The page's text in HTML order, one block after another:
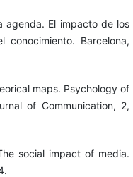
agenda. El impacto de los
Barcelona,
maps. Psychology of
of Communication, 2,
social impact of media.